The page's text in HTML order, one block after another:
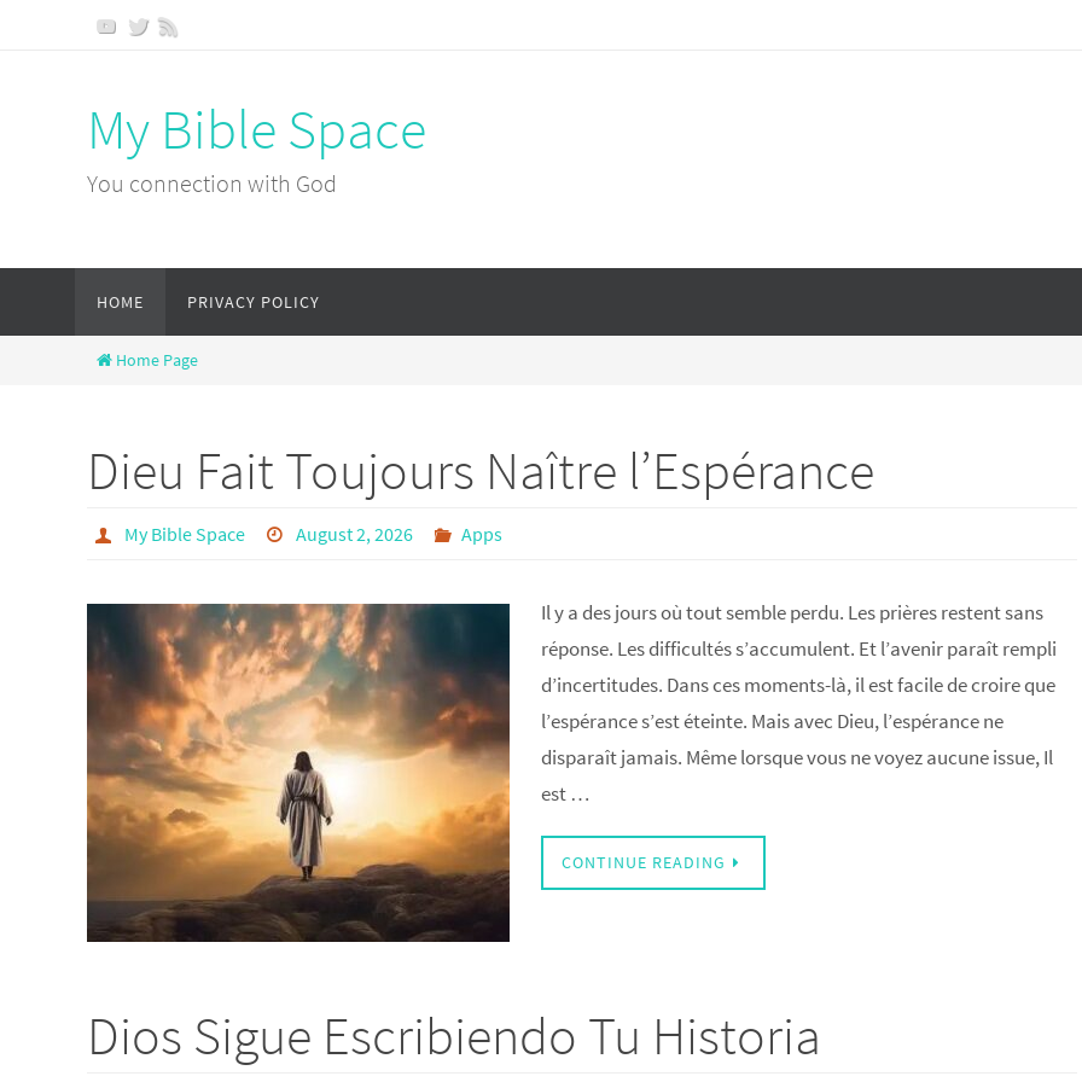
My Bible Space
You connection with God
content
HOME PRIVACY POLICY
Home Page
Dieu Fait Toujours Naître l’Espérance
My Bible Space August 2, 2026 Apps
Il y a des jours où tout semble perdu. Les prières restent sans
réponse. Les difficultés s’accumulent. Et l’avenir paraît rempli
d’incertitudes. Dans ces moments-là, il est facile de croire que
l’espérance s’est éteinte. Mais avec Dieu, l’espérance ne
disparaît jamais. Même lorsque vous ne voyez aucune issue, Il
est …
CONTINUE READING
Dios Sigue Escribiendo Tu Historia